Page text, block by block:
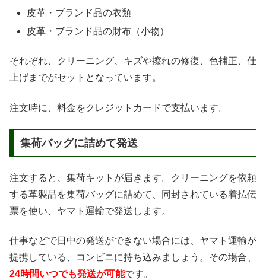
皮革・ブランド品の衣類
皮革・ブランド品の財布（小物）
それぞれ、クリーニング、キズや擦れの修復、色補正、仕
上げまでがセットとなっています。
注文時に、料金をクレジットカードで支払います。
集荷バッグに詰めて発送
注文すると、集荷キットが届きます。クリーニングを依頼
する革製品を集荷バッグに詰めて、同封されている着払伝
票を使い、ヤマト運輸で発送します。
仕事などで日中の発送ができない場合には、ヤマト運輸が
提携している、コンビニに持ち込みましょう。その場合、
24時間いつでも発送が可能です。